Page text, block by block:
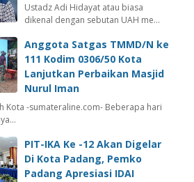
Ustadz Adi Hidayat atau biasa
dikenal dengan sebutan UAH me…
Anggota Satgas TMMD/N ke
111 Kodim 0306/50 Kota
Lanjutkan Perbaikan Masjid
Nurul Iman
Kota -sumateraline.com- Beberapa hari
PIT-IKA Ke -12 Akan Digelar
Di Kota Padang, Pemko
Padang Apresiasi IDAI